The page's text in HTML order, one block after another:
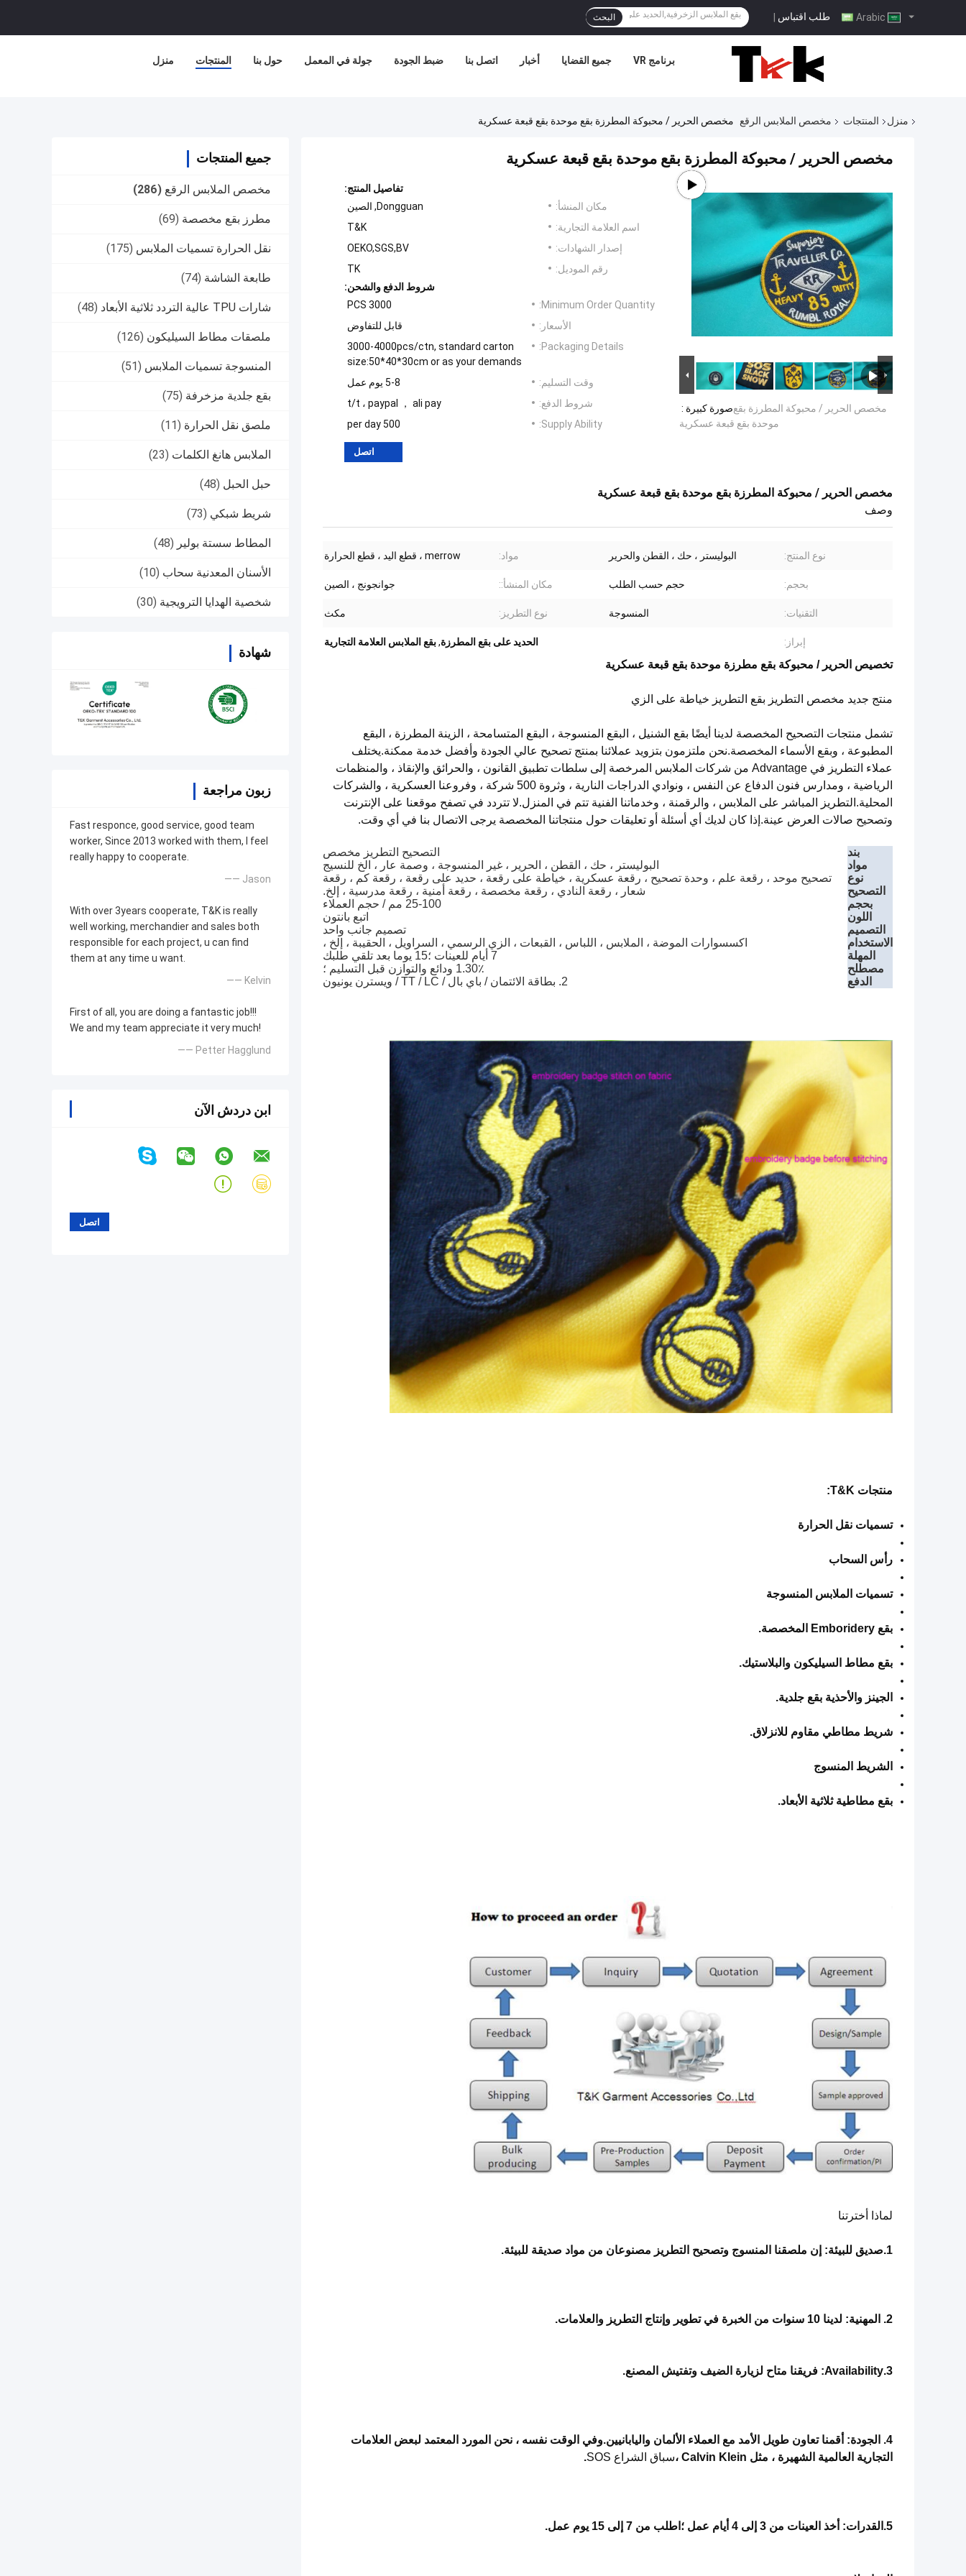
طلب اقتباس | البحث
منزل المنتجات حول بنا جولة في المعمل ضبط الجودة اتصل بنا أخبار جميع القضايا برنامج VR
منزل المنتجات مخصص الملابس الرقع مخصص الحرير / محبوكة المطرزة بقع موحدة بقع قبعة عسكرية
جميع المنتجات
مخصص الملابس الرقع (286)
مطرز بقع مخصصة (69)
نقل الحرارة تسميات الملابس (175)
طابعة الشاشة (74)
شارات TPU عالية التردد ثلاثية الأبعاد (48)
ملصقات مطاط السيليكون (126)
المنسوجة تسميات الملابس (51)
بقع جلدية مزخرفة (75)
ملصق نقل الحرارة (11)
الملابس هانغ الكلمات (23)
حبل الحبل (48)
شريط شبكي (73)
المطاط سستة بولير (48)
الأسنان المعدنية سحاب (10)
شخصية الهدايا الترويجية (30)
شهادة
زبون مراجعة
Fast responce, good service, good team
worker, Since 2013 worked with them, I feel
really happy to cooperate.
—— Jason
With over 3years cooperate, T&K is really
well working, merchandier and sales both
responsible for each project, u can find
them at any time u want.
—— Kelvin
First of all, you are doing a fantastic job!!!
We and my team appreciate it very much!
—— Petter Hagglund
ابن دردش الآن
مخصص الحرير / محبوكة المطرزة بقع موحدة بقع قبعة عسكرية
صورة كبيرة :مخصص الحرير / محبوكة المطرزة بقع
موحدة بقع قبعة عسكرية
تفاصيل المنتج:
مكان المنشأ:
Dongguan, الصين
اسم العلامة التجارية:
T&K
إصدار الشهادات:
OEKO,SGS,BV
رقم الموديل:
TK
شروط الدفع والشحن:
Minimum Order Quantity:
3000 PCS
الأسعار:
قابل للتفاوض
Packaging Details:
3000-4000pcs/ctn, standard carton
size:50*40*30cm or as your demands
وقت التسليم:
5-8 يوم عمل
شروط الدفع:
t/t ، paypal ， ali pay
Supply Ability:
500 per day
اتصل
مخصص الحرير / محبوكة المطرزة بقع موحدة بقع قبعة عسكرية
وصف
نوع المنتج: البوليستر ، حك ، القطن والحرير مواد: merrow ، قطع اليد ، قطع الحرارة
بحجم: حجم حسب الطلب مكان المنشأ:: جوانجونج ، الصين
التقنيات: المنسوجة نوع التطريز: مكث
إبراز: الحديد على بقع المطرزة,بقع الملابس العلامة التجارية
تخصيص الحرير / محبوكة بقع مطرزة موحدة بقع قبعة عسكرية
منتج جديد مخصص التطريز بقع التطريز خياطة على الزي
تشمل منتجات التصحيح المخصصة لدينا أيضًا بقع الشنيل ، البقع المنسوجة ، البقع المتسامحة ، الزينة المطرزة ، البقع
المطبوعة ، وبقع الأسماء المخصصة.نحن ملتزمون بتزويد عملائنا بمنتج تصحيح عالي الجودة وأفضل خدمة ممكنة.يختلف
عملاء التطريز في Advantage من شركات الملابس المرخصة إلى سلطات تطبيق القانون ، والحرائق والإنقاذ ، والمنظمات
الرياضية ، ومدارس فنون الدفاع عن النفس ، ونوادي الدراجات النارية ، وثروة 500 شركة ، وفروعنا العسكرية ، والشركات
المحلية.التطريز المباشر على الملابس ، والرقمنة ، وخدماتنا الفنية تتم في المنزل.لا تتردد في تصفح موقعنا على الإنترنت
وتصحيح صالات العرض عينة.إذا كان لديك أي أسئلة أو تعليقات حول منتجاتنا المخصصة يرجى الاتصال بنا في أي وقت.
بند
التصحيح التطريز مخصص
مواد
البوليستر ، حك ، القطن ، الحرير ، غير المنسوجة ، وصمة عار ، الخ للنسيج
نوع
التصحيح
تصحيح موحد ، رقعة علم ، وحدة تصحيح ، رقعة عسكرية ، خياطة على رقعة ، حديد على رقعة ، رقعة كم ، رقعة
شعار ، رقعة النادي ، رقعة مخصصة ، رقعة أمنية ، رقعة مدرسية ، إلخ.
بحجم
25-100 مم / حجم العملاء
اللون
اتبع بانتون
التصميم
تصميم جانب واحد
الاستخدام
اكسسوارات الموضة ، الملابس ، اللباس ، القبعات ، الزي الرسمي ، السراويل ، الحقيبة ، إلخ ،
المهلة
7 أيام للعينات ؛15 يوما بعد تلقي طلبك
مصطلح
الدفع
1.30٪ ودائع والتوازن قبل التسليم ؛
2. بطاقة الائتمان / باي بال / TT / LC / ويسترن يونيون
منتجات T&K:
تسميات نقل الحرارة
رأس السحاب
تسميات الملابس المنسوجة
بقع Emboridery المخصصة.
بقع مطاط السيليكون والبلاستيك.
الجينز والأحذية بقع جلدية.
شريط مطاطي مقاوم للانزلاق.
الشريط المنسوج
بقع مطاطية ثلاثية الأبعاد.
لماذا أخترتنا
1.صديق للبيئة: إن ملصقنا المنسوج وتصحيح التطريز مصنوعان من مواد صديقة للبيئة.
2. المهنية: لدينا 10 سنوات من الخبرة في تطوير وإنتاج التطريز والعلامات.
3.Availability: فريقنا متاح لزيارة الضيف وتفتيش المصنع.
4. الجودة : أقمنا تعاون طويل الأمد مع العملاء الألمان واليابانيين.وفي الوقت نفسه ، نحن المورد المعتمد لبعض العلامات
التجارية العالمية الشهيرة ، مثل Calvin Klein ،
سباق الشراع SOS .
5.القدرات: أخذ العينات من 3 إلى 4 أيام عمل ؛اطلب من 7 إلى 15 يوم عمل.